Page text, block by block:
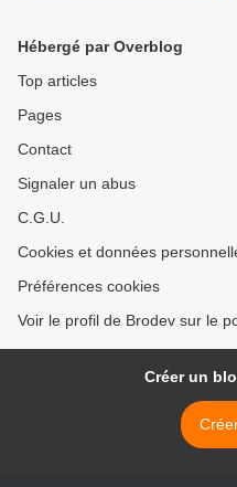
Hébergé par Overblog
Top articles
Pages
Contact
Signaler un abus
C.G.U.
Cookies et données
Préférences cookies
Voir le profil de Brodev sur le
Créer un